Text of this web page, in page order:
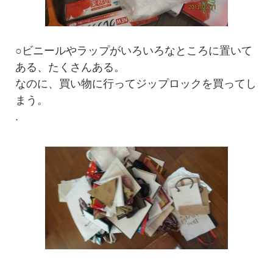
○ビニールやラップがいろいろなところに置いて
ある、たくさんある。
なのに、買い物に行ってジップロックを買ってし
まう。
.